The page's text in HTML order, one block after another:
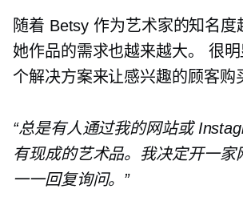
随着 Betsy 作为艺术家的知名度
她作品的需求也越来越大。 很
个解决方案来让感兴趣的顾客购
“总是有人通过我的网站或
有现成的艺术品。我决定开一家
一一回复询问。”